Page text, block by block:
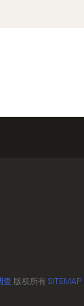
查 版权所有 SITEMAP